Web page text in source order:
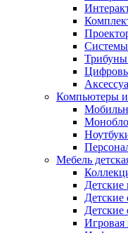
Системы
Компьютеры и
Мебель
Детские
Детские
Детские
Игровая